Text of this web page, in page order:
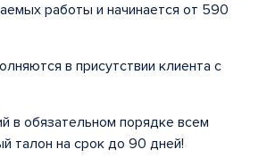
работы и начинается от 590
в присутствии клиента с
в обязательном порядке всем
талон на срок до 90 дней!